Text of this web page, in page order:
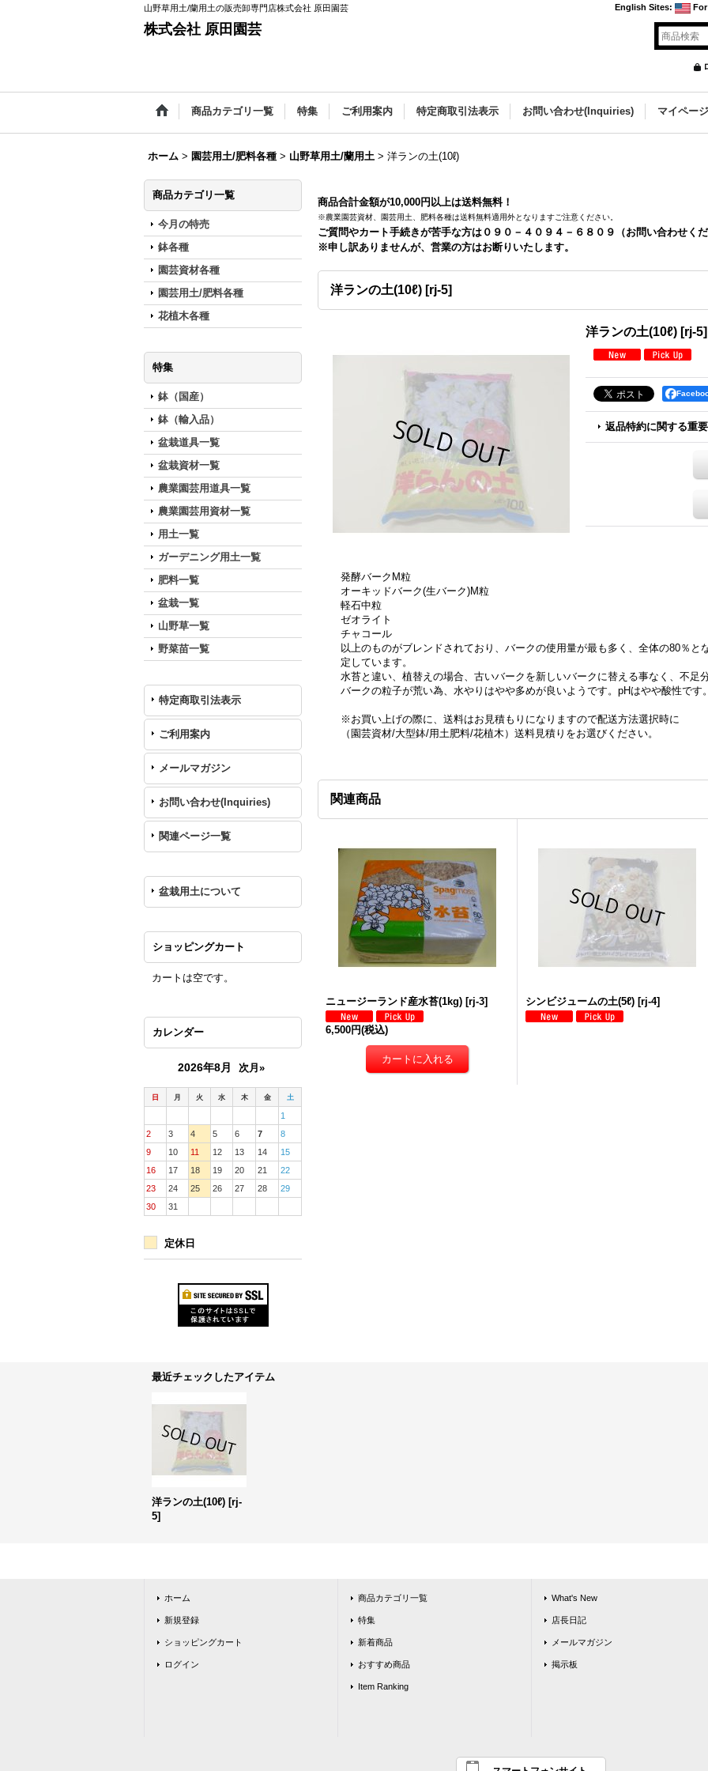
山野草用土/蘭用土の販売卸専門店株式会社 原田園芸 English Sites:
株式会社 原田園芸
商品カテゴリ一覧 特集 ご利用案内 特定商取引法表示 お問い合わせ(Inquiries) マイページ
ホーム > 園芸用土/肥料各種 > 山野草用土/蘭用土 > 洋ランの土(10ℓ)
商品カテゴリ一覧
今月の特売
鉢各種
園芸資材各種
園芸用土/肥料各種
花植木各種
特集
鉢（国産）
鉢（輸入品）
盆栽道具一覧
盆栽資材一覧
農業園芸用道具一覧
農業園芸用資材一覧
用土一覧
ガーデニング用土一覧
肥料一覧
盆栽一覧
山野草一覧
野菜苗一覧
特定商取引法表示
ご利用案内
メールマガジン
お問い合わせ(Inquiries)
関連ページ一覧
盆栽用土について
ショッピングカート
カートは空です。
カレンダー
2026年8月 次月»
日 月 火 水 木 金 土
1
2
3 4 5 6 7
8
9
10 11 12 13 14
15
16
17 18 19 20 21
22
23
24 25 26 27 28
29
30
31
定休日
商品合計金額が10,000円以上は送料無料！
※農業園芸資材、園芸用土、肥料各種は送料無料適用外となりますご注意ください。
ご質問やカート手続きが苦手な方は０９０－４０９４－６８０９（お問い合わせく
※申し訳ありませんが、営業の方はお断りいたします。
洋ランの土(10ℓ) [rj-5]
洋ランの土(10ℓ) [rj-5]
返品特約に関する重
発酵バークM粒
オーキッドバーク(生バーク)M粒
軽石中粒
ゼオライト
チャコール
以上のものがブレンドされており、バークの使用量が最も多く、全体の80％と
定しています。
水苔と違い、植替えの場合、古いバークを新しいバークに替える事なく、不足
バークの粒子が荒い為、水やりはやや多めが良いようです。pHはやや酸性です
※お買い上げの際に、送料はお見積もりになりますので配送方法選択時に
（園芸資材/大型鉢/用土肥料/花植木）送料見積りをお選びください。
関連商品
ニュージーランド産水苔(1kg) [rj-3]
6,500円(税込)
シンビジュームの土(5ℓ) [rj-4]
最近チェックしたアイテム
洋ランの土(10ℓ) [rj-
5]
ホーム
新規登録
ショッピングカート
ログイン
商品カテゴリ一覧
特集
新着商品
おすすめ商品
Item Ranking
What's New
店長日記
メールマガジン
掲示板